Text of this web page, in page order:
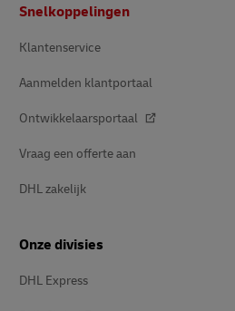
Snelkoppelingen
Klantenservice
Aanmelden klantportaal
Ontwikkelaarsportaal
Vraag een offerte aan
DHL zakelijk
Onze divisies
DHL Express